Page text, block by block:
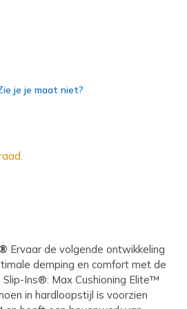
je je maat niet?
Ervaar de volgende ontwikkeling
demping en comfort met de
Slip-Ins®: Max Cushioning Elite™
in hardloopstijl is voorzien